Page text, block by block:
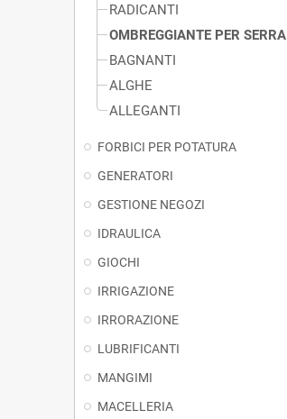
RADICANTI
OMBREGGIANTE PER SERRA
BAGNANTI
ALGHE
ALLEGANTI
FORBICI PER POTATURA
GENERATORI
GESTIONE NEGOZI
IDRAULICA
GIOCHI
IRRIGAZIONE
IRRORAZIONE
LUBRIFICANTI
MANGIMI
MACELLERIA